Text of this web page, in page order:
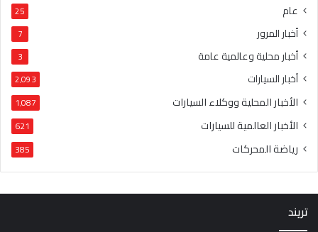
عام 25
أخبار المرور 7
أخبار محلية وعالمية عامة 3
أخبار السيارات 2٬093
الأخبار المحلية ووكلاء السيارات 1٬087
الأخبار العالمية للسيارات 621
رياضة المحركات 385
تريند